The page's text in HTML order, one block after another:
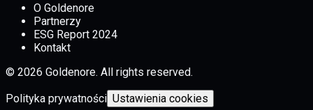
O Goldenore
Partnerzy
ESG Report 2024
Kontakt
© 2026 Goldenore. All rights reserved.
Polityka prywatności Ustawienia cookies